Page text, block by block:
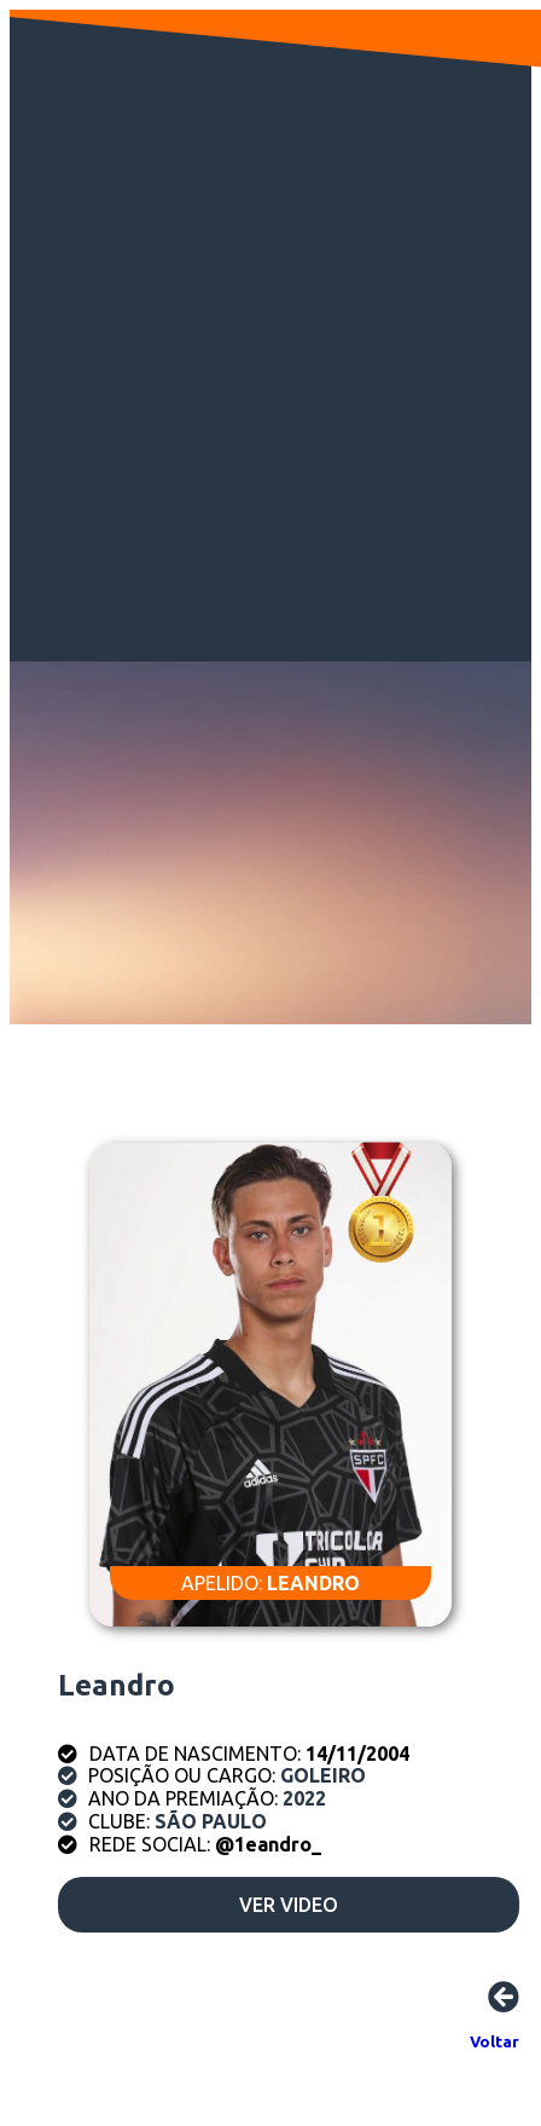
APELIDO: LEANDRO
Leandro
DATA DE NASCIMENTO: 14/11/2004
POSIÇÃO OU CARGO: GOLEIRO
ANO DA PREMIAÇÃO: 2022
CLUBE: SÃO PAULO
REDE SOCIAL: @1eandro_
VER VIDEO
Voltar